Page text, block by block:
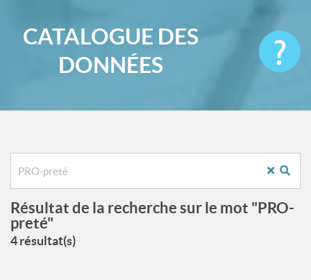
CATALOGUE DES
DONNÉES
Résultat de la recherche sur le mot "PRO-
preté"
4 résultat(s)